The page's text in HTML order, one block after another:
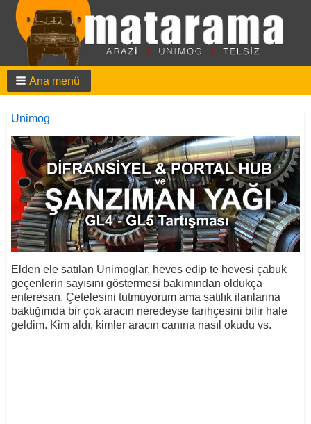
Ana menü
Unimog
Elden ele satılan Unimoglar, heves edip te hevesi çabuk
geçenlerin sayısını göstermesi bakımından oldukça
enteresan. Çetelesini tutmuyorum ama satılık ilanlarına
baktığımda bir çok aracın neredeyse tarihçesini bilir hale
geldim. Kim aldı, kimler aracın canına nasıl okudu vs.